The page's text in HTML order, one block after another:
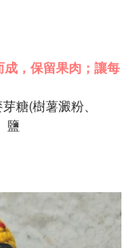
，保留果肉；讓每
糖(樹薯澱粉、
鹽